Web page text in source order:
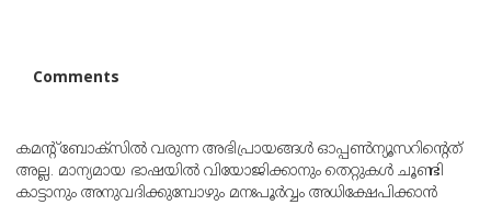
Comments
കമന്റ് ബോക്‌സില്‍ വരുന്ന അഭിപ്രായങ്ങള്‍ ഓപ്പൺന്യൂസറിന്റെത്
അല്ല. മാന്യമായ ഭാഷയില്‍ വിയോജിക്കാനും തെറ്റുകള്‍ ചൂണ്ടി
കാട്ടാനും അനുവദിക്കുമ്പോഴും മനഃപൂര്‍വ്വം അധിക്ഷേപിക്കാന്‍